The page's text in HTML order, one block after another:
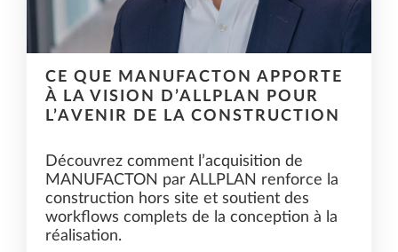
CE QUE MANUFACTON APPORTE
À LA VISION D’ALLPLAN POUR
L’AVENIR DE LA CONSTRUCTION
Découvrez comment l’acquisition de
MANUFACTON par ALLPLAN renforce la
construction hors site et soutient des
workflows complets de la conception à la
réalisation.